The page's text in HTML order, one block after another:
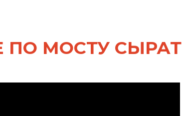
МОСТУ СЫРАТ